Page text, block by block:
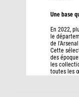
Une base
En 2022,
le
de
Cette
des
les
toutes les